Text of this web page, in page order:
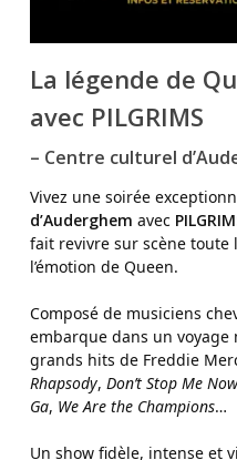
La légende de
avec PILGRIMS
– Centre culturel
Vivez une soirée
d’Auderghem avec
fait revivre sur scène toute
l’émotion de Queen.
Composé de musiciens
embarque dans un voyage
grands hits de Freddie
Rhapsody, Don’t Stop Me Now
Ga, We Are the Champions…
Un show fidèle, intense et